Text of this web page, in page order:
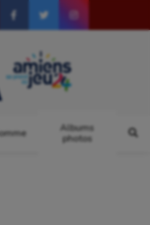
Albums
photos